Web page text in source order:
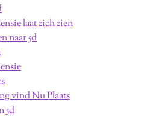
laat zich zien
naar 5d
vind Nu Plaats
5d